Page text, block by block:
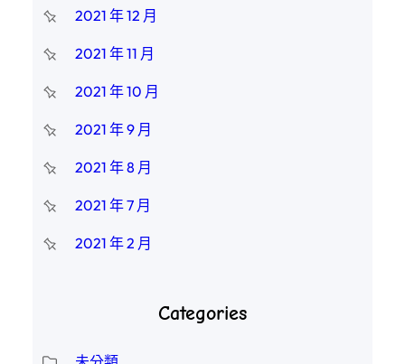
2021 年 12 月
2021 年 11 月
2021 年 10 月
2021 年 9 月
2021 年 8 月
2021 年 7 月
2021 年 2 月
Categories